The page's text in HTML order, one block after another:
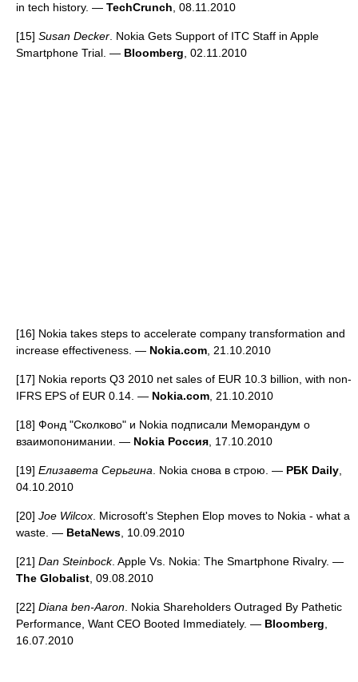
in tech history. — TechCrunch , 08.11.2010
[15] Susan Decker . Nokia Gets Support of ITC Staff in Apple
Smartphone Trial. — Bloomberg , 02.11.2010
[16] Nokia takes steps to accelerate company transformation and
increase effectiveness. — Nokia.com , 21.10.2010
[17] Nokia reports Q3 2010 net sales of EUR 10.3 billion, with non-
IFRS EPS of EUR 0.14. — Nokia.com , 21.10.2010
[18] Фонд "Сколково" и Nokia подписали Меморандум о
взаимопонимании. — Nokia Россия , 17.10.2010
[19] Елизавета Серьгина . Nokia снова в строю. — РБК Daily
04.10.2010
[20] Joe Wilcox . Microsoft's Stephen Elop moves to Nokia - what a
waste. — BetaNews , 10.09.2010
[21] Dan Steinbock. Apple Vs. Nokia: The Smartphone Rivalry. —
The Globalist , 09.08.2010
[22] Diana ben-Aaron . Nokia Shareholders Outraged By Pathetic
Performance, Want CEO Booted Immediately. — Bloomberg
16.07.2010